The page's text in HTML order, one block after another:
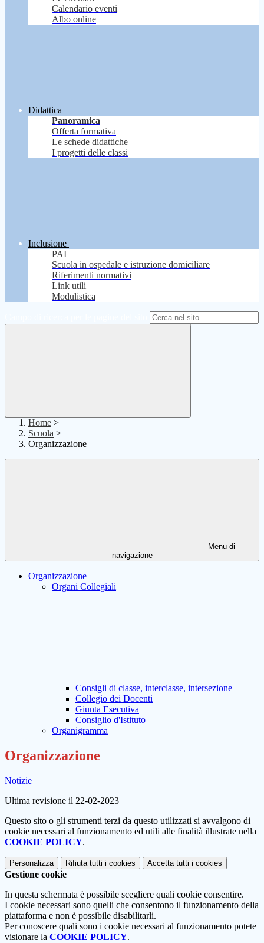
Calendario eventi
Albo online
Didattica
Panoramica
Offerta formativa
Le schede didattiche
I progetti delle classi
Inclusione
PAI
Scuola in ospedale e istruzione domiciliare
Riferimenti normativi
Link utili
Modulistica
Home >
Scuola >
Organizzazione
Menu di
navigazione
Organizzazione
Organi Collegiali
Consigli di classe, interclasse, intersezione
Collegio dei Docenti
Giunta Esecutiva
Consiglio d'Istituto
Organigramma
Organizzazione
Notizie
Ultima revisione il 22-02-2023
Questo sito o gli strumenti terzi da questo utilizzati si avvalgono di
cookie necessari al funzionamento ed utili alle finalità illustrate nella
COOKIE POLICY.
Personalizza Rifiuta tutti i cookies Accetta tutti i cookies
Gestione cookie
In questa schermata è possibile scegliere quali cookie consentire.
I cookie necessari sono quelli che consentono il funzionamento della
piattaforma e non è possibile disabilitarli.
Per conoscere quali sono i cookie necessari al funzionamento potete
visionare la COOKIE POLICY.